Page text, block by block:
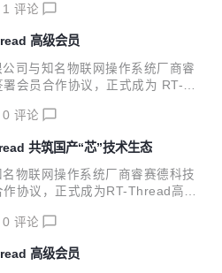
八十年代以来，其独立研制或参
一些重大的更新，目前处于公
式发布。 下载地址： gitee: <p
right:0"><a href="https://gite
archive/v4.1.0-beta...
1 评论
高级会员
司与知名物联网操作系统厂商睿
会员合作协议，正式成为 RT-Th
，为工业、车载、消费电子等领
立于2019年12月，是艾派克微
为艾派克物联网芯片事业部，总
业500强，股票代码002180)。主
片。极海致力于为消费电子、医
0 评论
共筑国产“芯”技术生态
物联网操作系统厂商睿赛德科技
作协议，正式成为RT-Thread高级
行业、不同领域客户的开发需
0 评论
高级会员